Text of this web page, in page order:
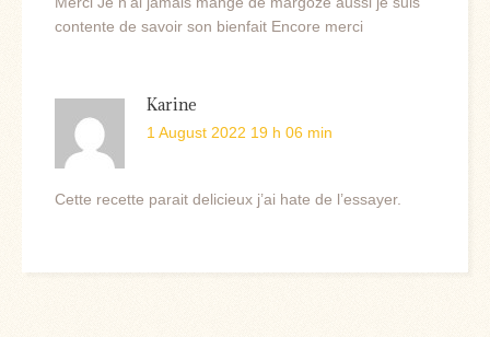
contente de savoir son bienfait Encore merci
Karine
1 August 2022 19 h 06 min
Cette recette parait delicieux j’ai hate de l’essayer.